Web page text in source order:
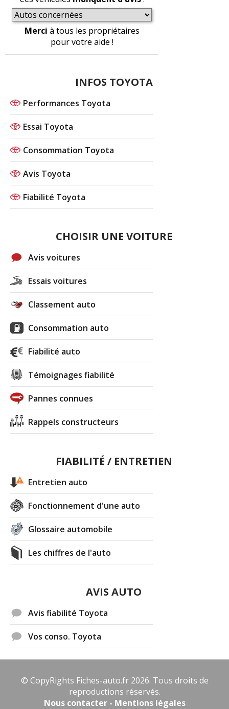
Merci à tous les propriétaires
pour votre aide !
INFOS TOYOTA
Performances Toyota
Essai Toyota
Consommation Toyota
Avis Toyota
Fiabilité Toyota
CHOISIR UNE VOITURE
Avis voitures
Essais voitures
Classement auto
Consommation auto
Fiabilité auto
Témoignages fiabilité
Pannes connues
Rappels constructeurs
FIABILITÉ / ENTRETIEN
Entretien auto
Fonctionnement d'une auto
Glossaire automobile
Les chiffres de l'auto
AVIS AUTO
Avis fiabilité Toyota
Vos conso. Toyota
© CopyRights Fiches-auto.fr 2026. Tous droits de
reproductions réservés.
Nous contacter - Mentions légales